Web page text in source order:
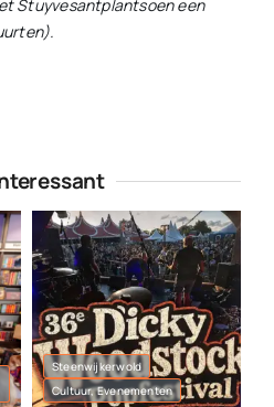
Stuyvesantplantsoen een
Steenwijkerwold
Cultuur, Evenementen